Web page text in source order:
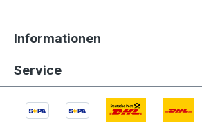
Informationen
Service